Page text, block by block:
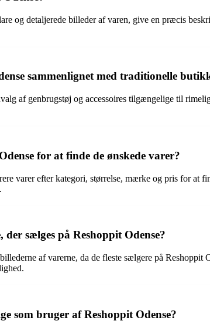
og detaljerede billeder af varen, give en præcis
sammenlignet med traditionelle
af genbrugstøj og accessoires tilgængelige til
for at finde de ønskede varer?
varer efter kategori, størrelse, mærke og pris for at
sælges på Reshoppit Odense?
af varerne, da de fleste sælgere på
som bruger af Reshoppit Odense?